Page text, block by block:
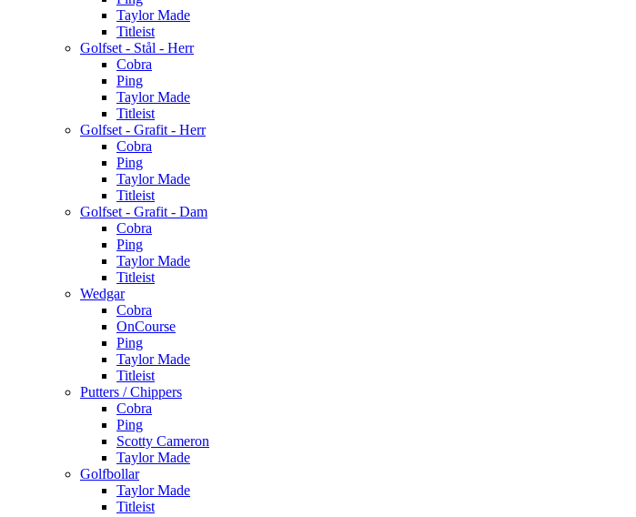
Taylor Made
Titleist
Golfset - Stål - Herr
Cobra
Ping
Taylor Made
Titleist
Golfset - Grafit - Herr
Cobra
Ping
Taylor Made
Titleist
Golfset - Grafit - Dam
Cobra
Ping
Taylor Made
Titleist
Wedgar
Cobra
OnCourse
Ping
Taylor Made
Titleist
Putters / Chippers
Cobra
Ping
Scotty Cameron
Taylor Made
Golfbollar
Taylor Made
Titleist